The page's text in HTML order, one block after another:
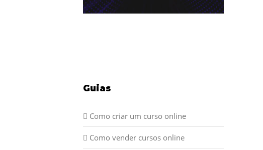
Guias
Como criar um curso online
Como vender cursos online